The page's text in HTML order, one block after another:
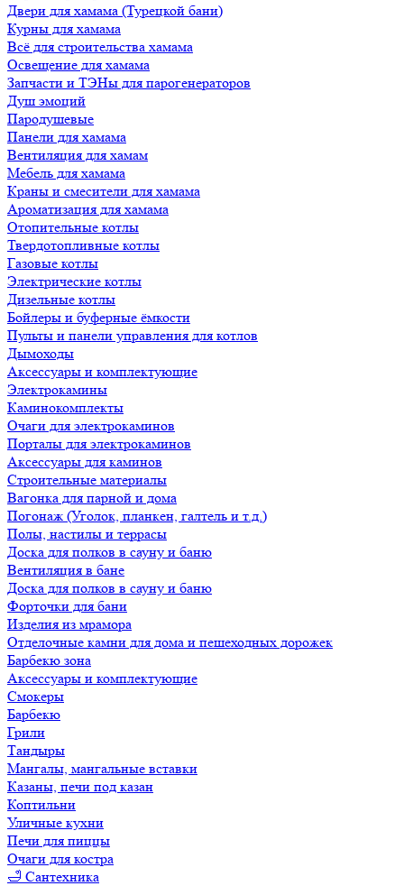
Двери для хамама (Турецкой бани)
Курны для хамама
Всё для строительства хамама
Освещение для хамама
Запчасти и ТЭНы для парогенераторов
Душ эмоций
Пародушевые
Панели для хамама
Вентиляция для хамам
Мебель для хамама
Краны и смесители для хамама
Ароматизация для хамама
Отопительные котлы
Твердотопливные котлы
Газовые котлы
Электрические котлы
Дизельные котлы
Бойлеры и буферные ёмкости
Пульты и панели управления для котлов
Дымоходы
Аксессуары и комплектующие
Электрокамины
Каминокомплекты
Очаги для электрокаминов
Порталы для электрокаминов
Аксессуары для каминов
Строительные материалы
Вагонка для парной и дома
Погонаж (Уголок, планкен, галтель и т.д.)
Полы, настилы и террасы
Доска для полков в сауну и баню
Вентиляция в бане
Доска для полков в сауну и баню
Форточки для бани
Изделия из мрамора
Отделочные камни для дома и пешеходных дорожек
Барбекю зона
Аксессуары и комплектующие
Смокеры
Барбекю
Грили
Тандыры
Мангалы, мангальные вставки
Казаны, печи под казан
Коптильни
Уличные кухни
Печи для пиццы
Очаги для костра
🛁 Сантехника